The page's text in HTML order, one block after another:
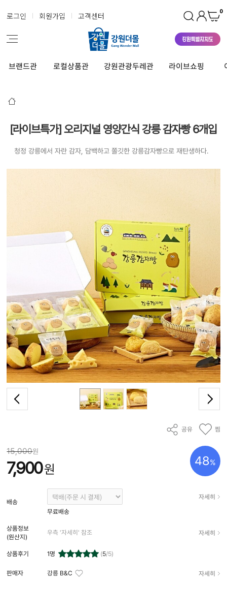
로그인 회원가입 고객센터 0
브랜드관 로컬상품관 강원관광두레관 라이브쇼핑
[라이브특가] 오리지널 영양간식 강릉 감자빵 6개입
청정 강릉에서 자란 감자, 담백하고 쫄깃한 강릉감자빵으로 재탄생하다.
공유 찜
48%
15,000원
7,900원
배송
자세히
무료배송
상품정보
(원산지)
우측 '자세히' 참조 자세히
상품후기 1명 (5/5)
판매자 강릉 B&C 자세히